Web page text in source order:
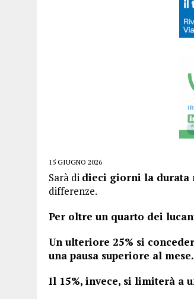
15 GIUGNO 2026
Sarà di dieci giorni la durata
differenze.
Per oltre un quarto dei
Un ulteriore 25% si
una pausa superiore al mese.
Il 15%, invece, si limiterà a